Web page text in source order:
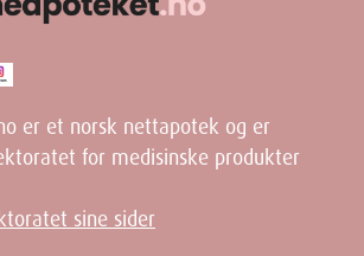
er et norsk nettapotek og er
for medisinske produkter
sine sider